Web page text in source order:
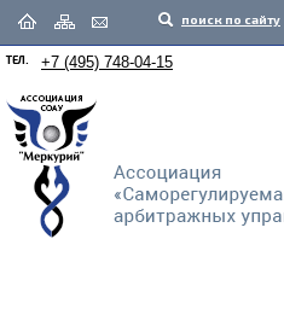
поиск по сайту
ТЕЛ. +7 (495) 748-04-15